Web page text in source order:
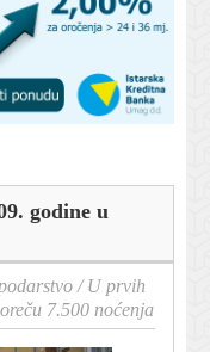
godine u
/U prvih
7.500 noćenja